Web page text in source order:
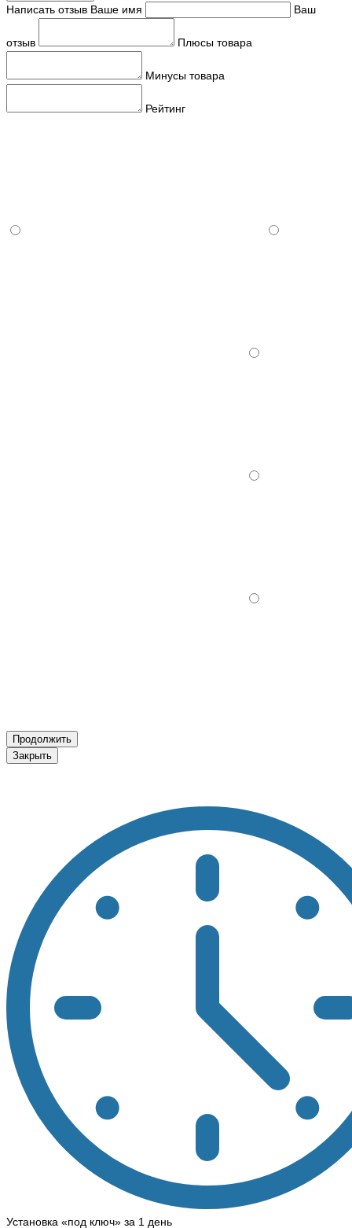
Написать отзыв Ваше имя Ваш
отзыв Плюсы товара
Минусы товара
Рейтинг
Продолжить
Закрыть
Установка «под ключ» за 1 день